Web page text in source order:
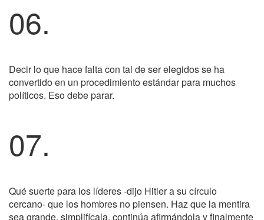
06.
Decir lo que hace falta con tal de ser elegidos se ha
convertido en un procedimiento estándar para muchos
políticos. Eso debe parar.
07.
Qué suerte para los líderes -dijo Hitler a su círculo
cercano- que los hombres no piensen. Haz que la mentira
sea grande, simplifícala, continúa afirmándola y finalmente